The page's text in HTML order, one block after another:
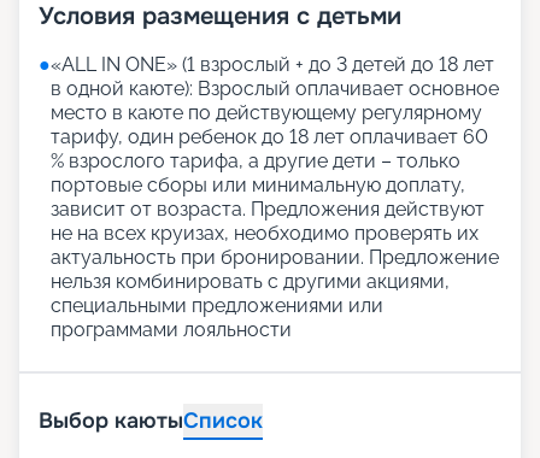
Условия размещения с детьми
●«АLL IN ONE» (1 взрослый + до 3 детей до 18 лет
в одной каюте): Взрослый оплачивает основное
место в каюте по действующему регулярному
тарифу, один ребенок до 18 лет оплачивает 60
% взрослого тарифа, а другие дети – только
портовые сборы или минимальную доплату,
зависит от возраста. Предложения действуют
не на всех круизах, необходимо проверять их
актуальность при бронировании. Предложение
нельзя комбинировать с другими акциями,
специальными предложениями или
программами лояльности
Выбор каютыСписок